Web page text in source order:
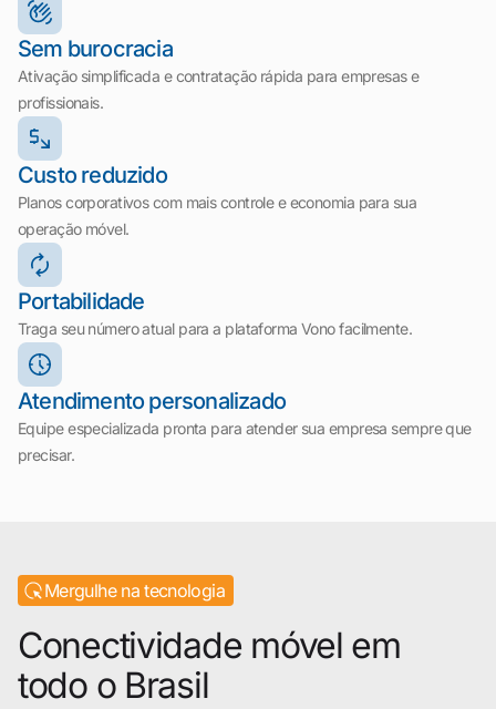
Sem burocracia
Ativação simplificada e contratação rápida para empresas e
profissionais.
Custo reduzido
Planos corporativos com mais controle e economia para sua
operação móvel.
Portabilidade
Traga seu número atual para a plataforma Vono facilmente.
Atendimento personalizado
Equipe especializada pronta para atender sua empresa sempre que
precisar.
Mergulhe na tecnologia
Conectividade móvel em
todo o Brasil